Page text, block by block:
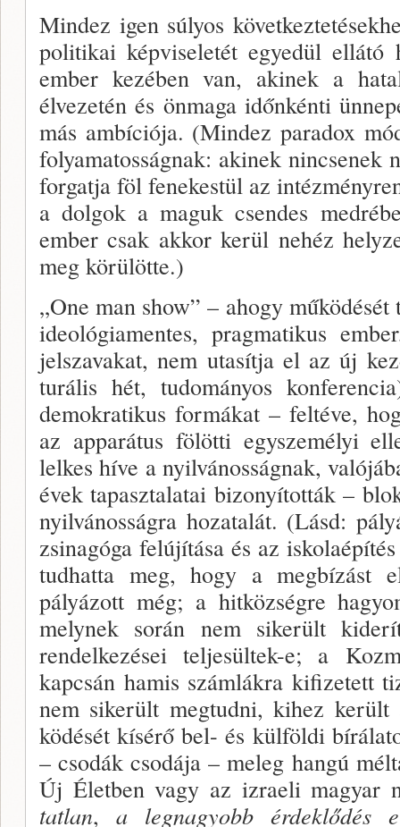
Mindez igen súlyos
politikai képviseletét egyedül ellátó
ember kezében van, akinek a
élvezetén és önmaga időnkénti
más ambíciója. (Mindez paradox
folyamatosság­nak: akinek nincsenek
forgatja föl fenekestül az
a dolgok a maguk csendes
ember csak akkor kerül nehéz
meg körülötte.)
„One man show” – ahogy
ideológiamentes, pragmatikus
jelszavakat, nem utasítja el az új
turális hét, tudományos
demokratikus formákat – feltéve,
az apparátus fölötti egyszemé­lyi
lelkes híve a nyilvánosságnak,
évek tapasztalatai bizonyították –
nyilvánosságra hozatalát. (Lásd:
zsinagó­ga felújítása és az
tudhatta meg, hogy a megbízást
pályázott még; a hitközségre
melynek során nem sikerült
rendelkezései teljesültek-e; a
kapcsán ha­mis számlákra kifizetett
nem sikerült megtudni, kihez
ködését kísérő bel- és külföldi
– csodák cso­dája – meleg hangú
Új Életben vagy az izra­eli magyar
tatlan, a legnagyobb érdeklődés